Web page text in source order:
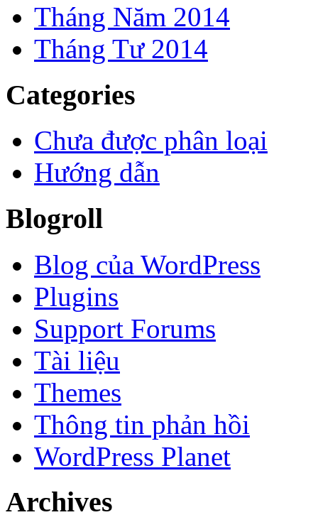
Tháng Năm 2014
Tháng Tư 2014
Categories
Chưa được phân loại
Hướng dẫn
Blogroll
Blog của WordPress
Plugins
Support Forums
Tài liệu
Themes
Thông tin phản hồi
WordPress Planet
Archives